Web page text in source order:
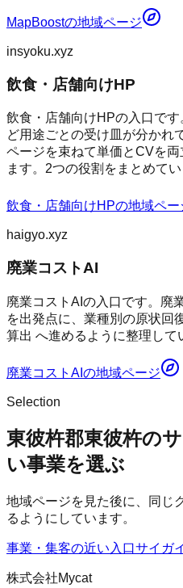
MapBoostの地域ページ
insyoku.xyz
飲食・店舗向けHP
飲食・店舗向けHPの入口で
ど用途ごとの受け皿が分かれ
ページを束ねて単価とCVを
ます。2つの役割をまとめて
飲食・店舗向けHPの地域ペー
haigyo.xyz
廃業コストAI
廃業コストAIの入口です。廃
を出発点に、業種別の原状回
算出 へ進めるように整理して
廃業コストAI の地域ページ
Selection
東彼杵郡東彼杵の
い事業を選ぶ
地域ページを見た後に、同じ
るようにしています。
事業・集客の近い入口サイガ
株式会社Mycat